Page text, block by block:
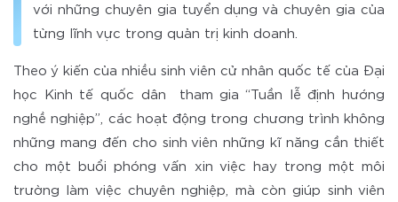
với những chuyên gia tuyển dụng và chuyên gia của
từng lĩnh vực trong quản trị kinh doanh.
Theo ý kiến của nhiều sinh viên cử nhân quốc tế của Đại
học Kinh tế quốc dân tham gia “Tuần lễ định hướng
nghề nghiệp”, các hoạt động trong chương trình không
những mang đến cho sinh viên những kĩ năng cần thiết
cho một buổi phóng vấn xin việc hay trong một môi
trường làm việc chuyên nghiệp, mà còn giúp sinh viên